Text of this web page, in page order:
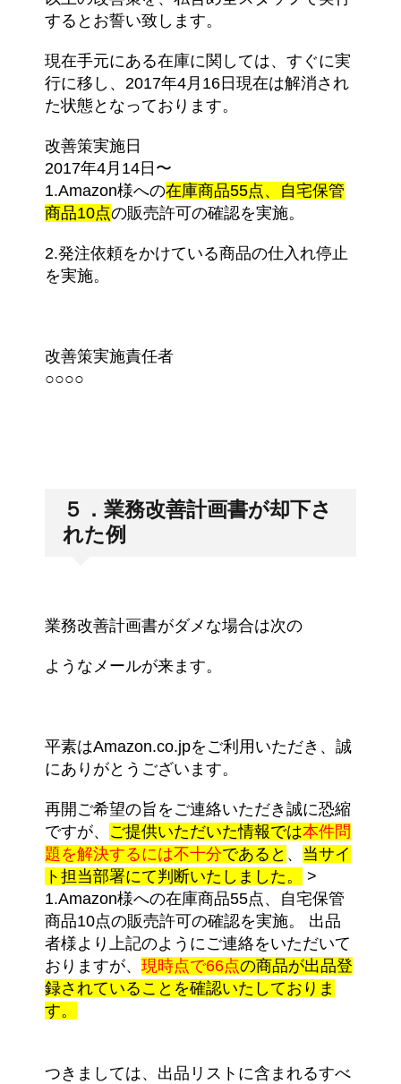
するとお誓い致します。
現在手元にある在庫に関しては、すぐに実
行に移し、2017年4月16日現在は解消され
た状態となっております。
改善策実施日
2017年4月14日〜
1.Amazon様への在庫商品55点、自宅保管
商品10点の販売許可の確認を実施。
2.発注依頼をかけている商品の仕入れ停止
を実施。
改善策実施責任者
○○○○
５．業務改善計画書が却下さ
れた例
業務改善計画書がダメな場合は次の
ようなメールが来ます。
平素はAmazon.co.jpをご利用いただき、誠
にありがとうございます。
再開ご希望の旨をご連絡いただき誠に恐縮
ですが、 ご提供いただいた情報では本件問
題を解決するには不十分であると 、 当サイ
ト担当部署にて判断いたしました。
>
1.Amazon様への在庫商品55点、自宅保管
商品10点の販売許可の確認を実施。 出品
者様より上記のようにご連絡をいただいて
おりますが、 現時点で66点の商品が出品登
録されていることを確認いたしておりま
す。
つきましては、出品リストに含まれるすべ